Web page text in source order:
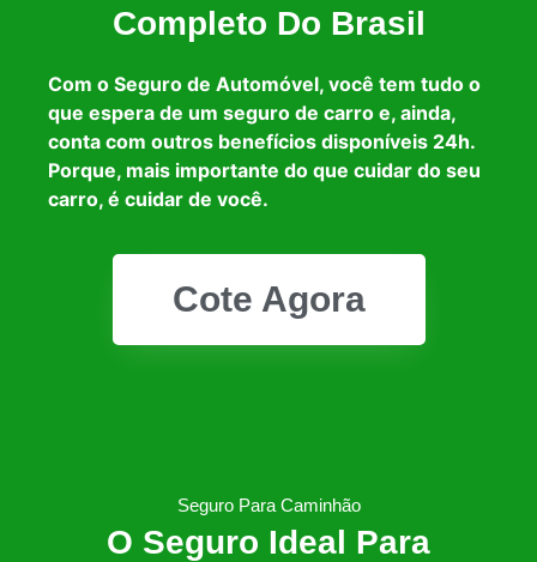
Completo Do Brasil
Com o Seguro de Automóvel, você tem tudo o
que espera de um seguro de carro e, ainda,
conta com outros benefícios disponíveis 24h.
Porque, mais importante do que cuidar do seu
carro, é cuidar de você.
Cote Agora
Seguro Para Caminhão
O Seguro Ideal Para